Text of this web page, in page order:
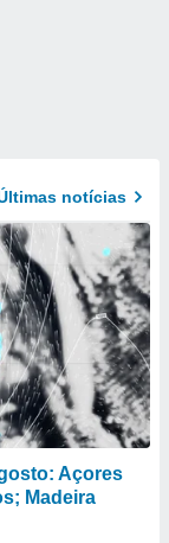
notícias
Açores
Madeira